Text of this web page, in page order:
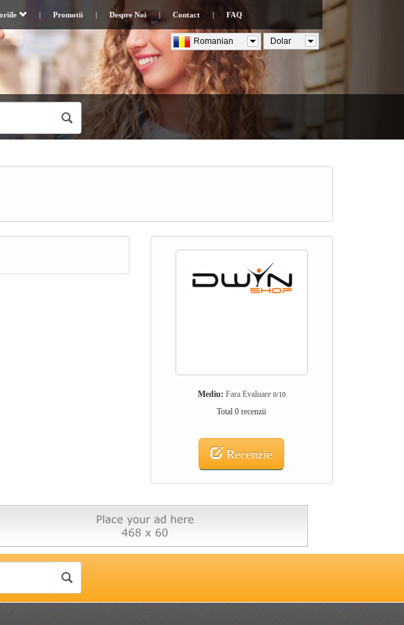
| Promotii | Despre Noi | Contact | FAQ
Dolar
Romanian
Mediu: Fara Evaluare 0/10
Total 0 recenzii
Recenzie